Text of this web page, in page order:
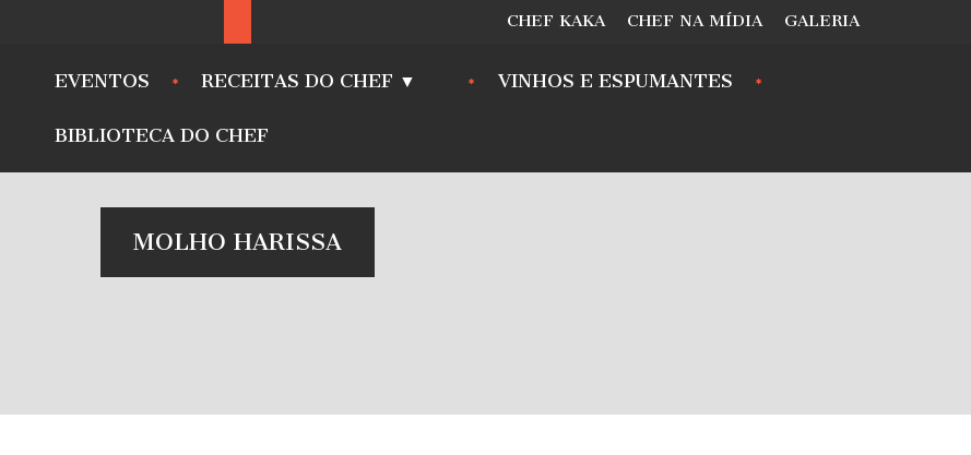
CHEF KAKA CHEF NA MÍDIA GALERIA
EVENTOS RECEITAS DO CHEF ▼ VINHOS E ESPUMANTES
BIBLIOTECA DO CHEF
MOLHO HARISSA